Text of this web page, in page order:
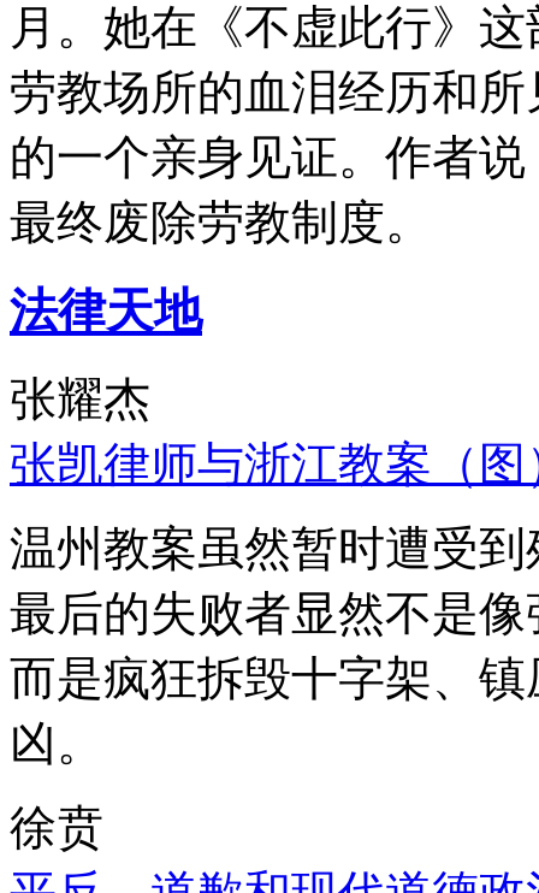
月。她在《不虚此行》
劳教场所的血泪经历和
的一个亲身见证。作者
最终废除劳教制度。
法律天地
张耀杰
张凯律师与浙江教案（图
温州教案虽然暂时遭受
最后的失败者显然不是
而是疯狂拆毁十字架、
凶。
徐贲